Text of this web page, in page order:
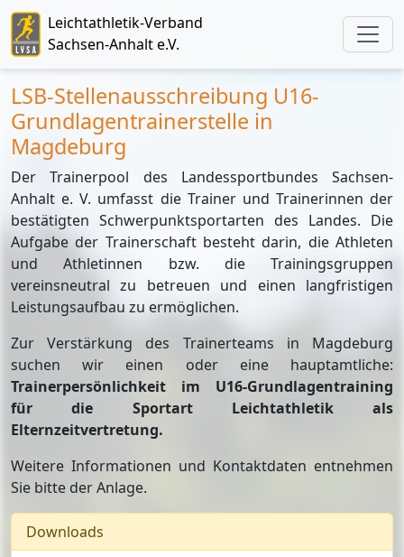
Leichtathletik-Verband
Sachsen-Anhalt e.V.
LSB-Stellenausschreibung U16-
Grundlagentrainerstelle in
Magdeburg
Der Trainerpool des Landessportbundes Sachsen-
Anhalt e. V. umfasst die Trainer und Trainerinnen der
bestätigten Schwerpunktsportarten des Landes. Die
Aufgabe der Trainerschaft besteht darin, die Athleten
und Athletinnen bzw. die Trainingsgruppen
vereinsneutral zu betreuen und einen langfristigen
Leistungsaufbau zu ermöglichen.
Zur Verstärkung des Trainerteams in Magdeburg
suchen wir einen oder eine hauptamtliche:
Trainerpersönlichkeit im U16-Grundlagentraining
für die Sportart Leichtathletik als
Elternzeitvertretung.
Weitere Informationen und Kontaktdaten entnehmen
Sie bitte der Anlage.
Downloads